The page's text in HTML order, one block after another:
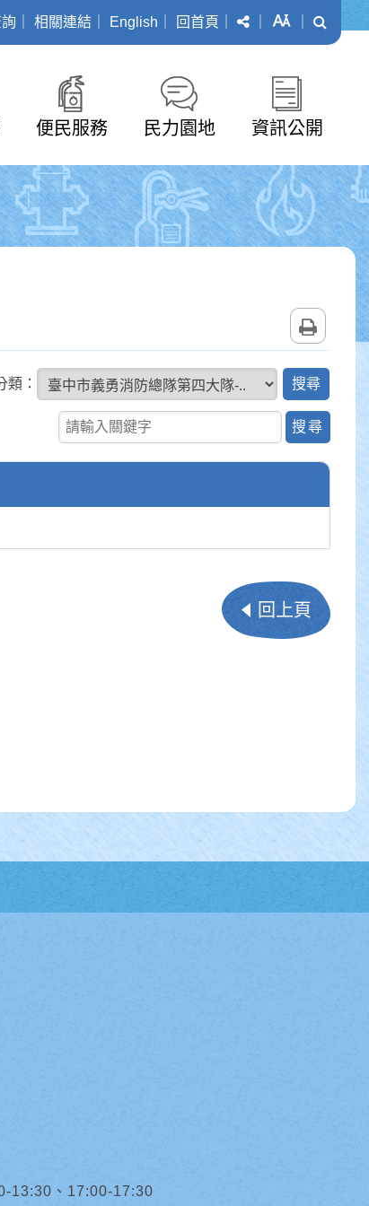
相關連結 English 回首頁 分享 字級
便民服務 民力園地 資訊公開
類：
關鍵字查詢
回上頁
13:30、17:00-17:30